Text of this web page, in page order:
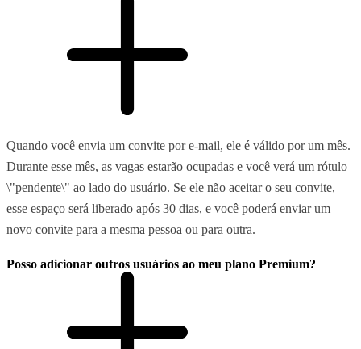
Quando você envia um convite por e-mail, ele é válido por um mês.
Durante esse mês, as vagas estarão ocupadas e você verá um rótulo
\"pendente\" ao lado do usuário. Se ele não aceitar o seu convite,
esse espaço será liberado após 30 dias, e você poderá enviar um
novo convite para a mesma pessoa ou para outra.
Posso adicionar outros usuários ao meu plano Premium?